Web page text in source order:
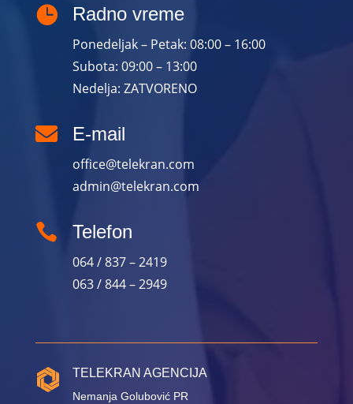
 Radno vreme
Ponedeljak – Petak: 08:00 – 16:00
Subota: 09:00 – 13:00
Nedelja: ZATVORENO
 E-mail
office@telekran.com
admin@telekran.com
 Telefon
064 / 837 – 2419
063 / 844 – 2949
TELEKRAN AGENCIJA
Nemanja Golubović PR